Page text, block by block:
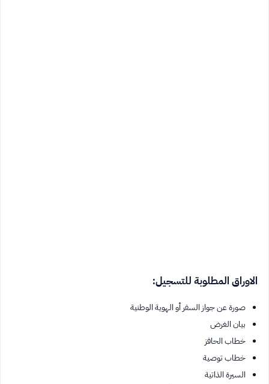
الاوراق المطلوبة للتسجيل:
صورة عن جواز السفر أو الهوية الوطنية
بيان الغرض
خطاب الحافز
خطاب توصية
السيرة الذاتية